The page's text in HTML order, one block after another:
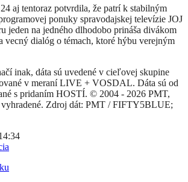
aj tentoraz potvrdila, že patrí k stabilným
ponuky spravodajskej televízie JOJ
jeden na jedného dlhodobo prináša divákom
vecný dialóg o témach, ktoré hýbu verejným
inak, dáta sú uvedené v cieľovej skupine
v meraní LIVE + VOSDAL. Dáta sú od
s pridaním HOSTÍ. © 2004 - 2026 PMT,
vyhradené. Zdroj dát: PMT / FIFTY5BLUE;